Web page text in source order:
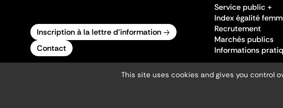
Inscription à la lettre d'information
Contact
Service public +
Index égalité
Recrutement
Marchés publics
Informations
This site uses cookies and gives you control